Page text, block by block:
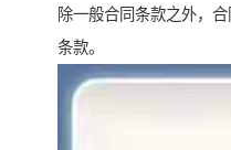
除一般合同条款之外，
条款。